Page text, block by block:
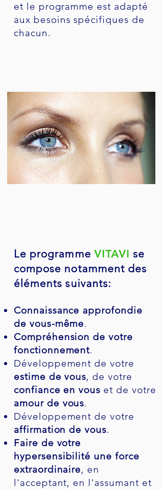
et le programme est adapté
aux besoins spécifiques de
chacun.
Le programme VITAVI se
compose notamment des
éléments suivants:
Connaissance approfondie
de vous-même.
Compréhension de votre
fonctionnement.
Développement de votre
estime de vous, de votre
confiance en vous et de votre
amour de vous.
Développement de votre
affirmation de vous.
Faire de votre
hypersensibilité une force
extraordinaire, en
l'acceptant, en l'assumant et